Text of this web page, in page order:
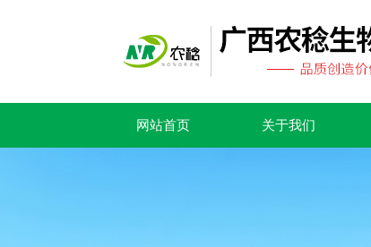
网站首页 关于我们